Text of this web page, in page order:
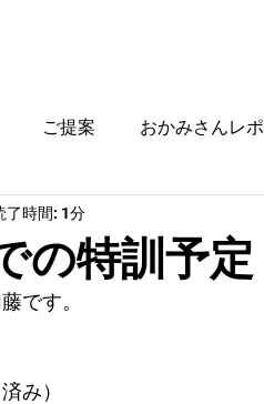
ご提案 おかみさんレポ
報
の特訓予定
了時間: 1分
です。
み）